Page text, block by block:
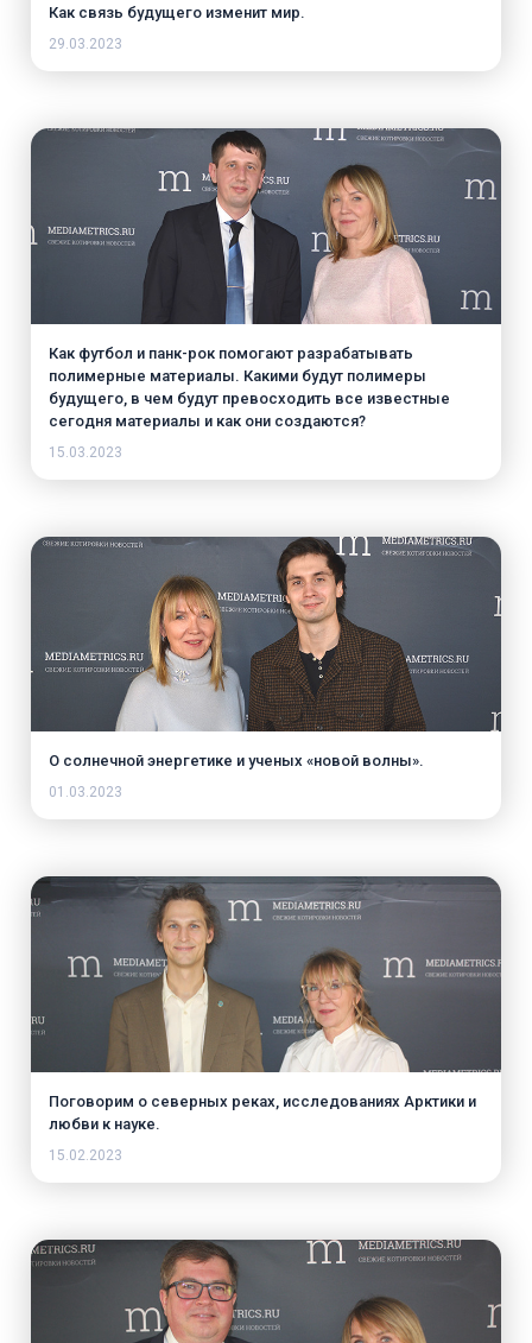
Как связь будущего изменит мир.
29.03.2023
Как футбол и панк-рок помогают разрабатывать
полимерные материалы. Какими будут полимеры
будущего, в чем будут превосходить все известные
сегодня материалы и как они создаются?
15.03.2023
О солнечной энергетике и ученых «новой волны».
01.03.2023
Поговорим о северных реках, исследованиях Арктики и
любви к науке.
15.02.2023